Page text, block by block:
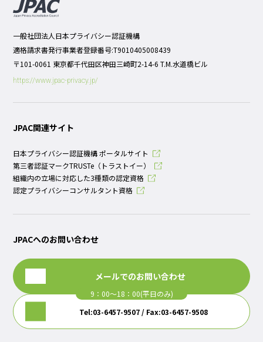
一般社団法人日本プライバシー認証機構
適格請求書発行事業者登録番号:T9010405008439
〒101-0061 東京都千代田区神田三崎町2-14-6 T.M.水道橋ビル
https://www.jpac-privacy.jp/
JPAC関連サイト
日本プライバシー認証機構 ポータルサイト
第三者認証マークTRUSTe（トラストイー）
組織内の立場に対応した3種類の認定資格
認定プライバシーコンサルタント資格
JPACへのお問い合わせ
メールでのお問い合わせ
Tel:03-6457-9507 / Fax:03-6457-9508